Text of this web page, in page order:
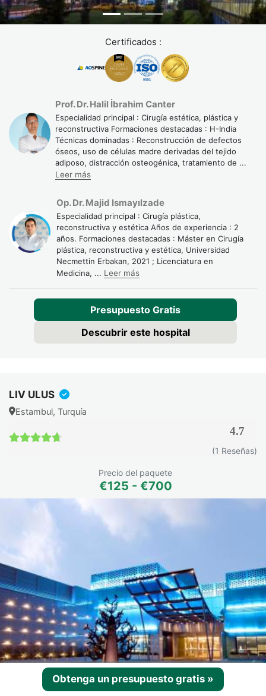
Certificados :
Prof. Dr. Halil İbrahim Canter
Especialidad principal : Cirugía estética, plástica y
reconstructiva Formaciones destacadas : H-India
Técnicas dominadas : Reconstrucción de defectos
óseos, uso de células madre derivadas del tejido
adiposo, distracción osteogénica, tratamiento de ...
Leer más
Op. Dr. Majid Ismayılzade
Especialidad principal : Cirugía plástica,
reconstructiva y estética Años de experiencia : 2
años. Formaciones destacadas : Máster en Cirugía
plástica, reconstructiva y estética, Universidad
Necmettin Erbakan, 2021 ; Licenciatura en
Medicina, ... Leer más
Presupuesto Gratis
Descubrir este hospital
LIV ULUS
Estambul, Turquía
4.7 / 5
4.7
(1 Reseñas)
Precio del paquete
€125 - €700
Obtenga un presupuesto gratis »